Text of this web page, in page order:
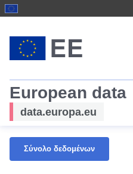
European data
data.europa.eu
Σύνολο δεδομένων